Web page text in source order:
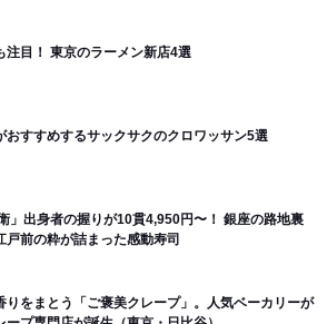
注目！ 東京のラーメン新店4選
おすすめするサックサクのクロワッサン5選
」出身者の握りが10貫4,950円〜！ 銀座の路地裏
戸前の粋が詰まった感動寿司
りをまとう「ご褒美クレープ」。人気ベーカリーが